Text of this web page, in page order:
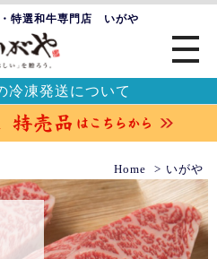
特選和牛専門店 いがや
冷凍発送について
Home いがや